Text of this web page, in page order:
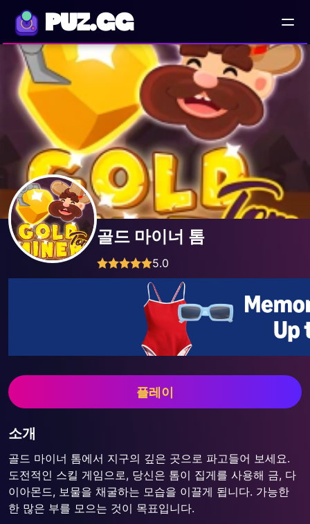
PUZ.GG
골드 마이너 톰
5.0
플레이
소개
골드 마이너 톰에서 지구의 깊은 곳으로 파고들어 보세요.
도전적인 스킬 게임으로, 당신은 톰이 집게를 사용해 금, 다
이아몬드, 보물을 채굴하는 모습을 이끌게 됩니다. 가능한
한 많은 부를 모으는 것이 목표입니다.